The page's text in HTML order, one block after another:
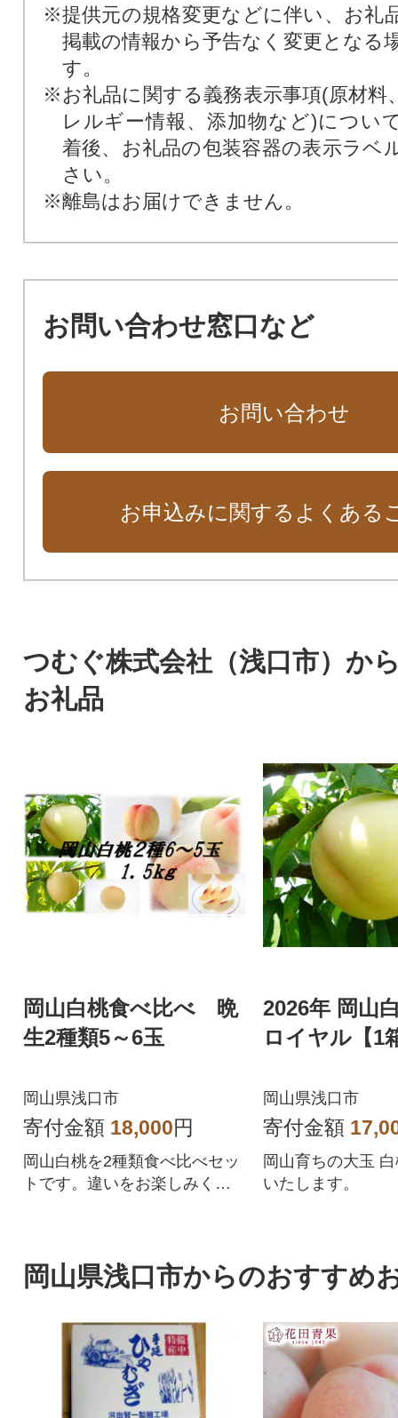
※提供元の規格変更などに伴い、お礼
掲載の情報から予告なく変更となる
す。
※お礼品に関する義務表示事項(原材料
レルギー情報、添加物など)につい
着後、お礼品の包装容器の表示ラベ
さい。
※離島はお届けできません。
お問い合わせ窓口など
お問い合わせ
お申込みに関するよくある
つむぐ株式会社（浅口市）か
お礼品
岡山白桃食べ比べ 晩
生2種類5～6玉
岡山県浅口市
寄付金額 18,000円
岡山白桃を2種類食べ比べセッ
トです。違いをお楽しみくだ
2026年 岡山
ロイヤル【1
岡山県浅口市
寄付金額
岡山育ちの大玉
いたします。
岡山県浅口市からのおすすめ